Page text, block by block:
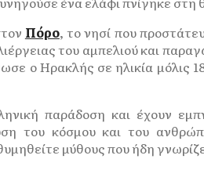
Πόρο, το νησί που
του αμπελιού και
ο Ηρακλής σε ηλικία μόλις
παράδοση και έχουν
του κόσμου και του
μύθους που ήδη